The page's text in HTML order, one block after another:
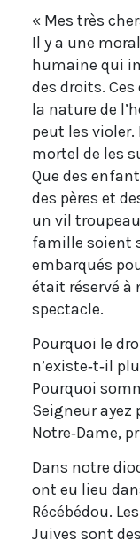
« Mes très
Il y a une
humaine qui
des droits.
la nature de
peut les violer.
mortel de les
Que des
des pères et
un vil
famille soient
embarqués
était réservé à
spectacle.
Pourquoi le
n’existe‐t‐il
Pourquoi
Seigneur ayez
Notre‐Dame,
Dans notre
ont eu lieu
Récébédou.
Juives sont